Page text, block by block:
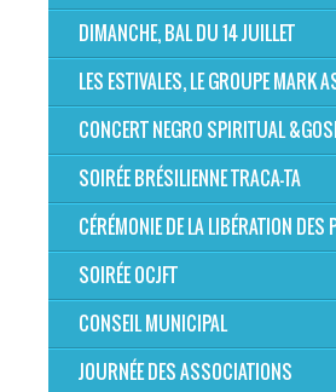
DIMANCHE, BAL DU 14 JUILLET
LES ESTIVALES, LE GROUPE MARK
CONCERT NEGRO SPIRITUAL
SOIRÉE BRÉSILIENNE TRACA-TA
CÉRÉMONIE DE LA LIBÉRATION DES
SOIRÉE OCJFT
CONSEIL MUNICIPAL
JOURNÉE DES ASSOCIATIONS